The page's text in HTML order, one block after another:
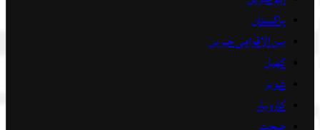
پاکستان
بین الاقوامی خبریں
کھیل
شوبز
کاروبار